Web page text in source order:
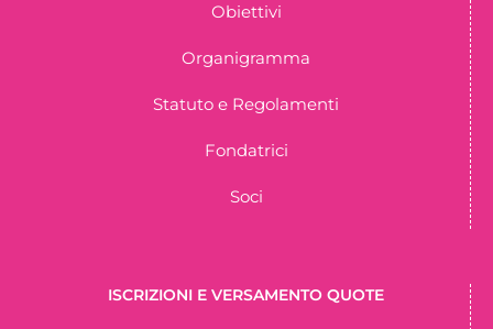
Obiettivi
Organigramma
Statuto e Regolamenti
Fondatrici
Soci
ISCRIZIONI E VERSAMENTO QUOTE